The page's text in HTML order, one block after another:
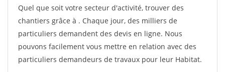
Quel que soit votre secteur d'activité, trouver des
chantiers grâce à . Chaque jour, des milliers de
particuliers demandent des devis en ligne. Nous
pouvons facilement vous mettre en relation avec des
particuliers demandeurs de travaux pour leur Habitat.